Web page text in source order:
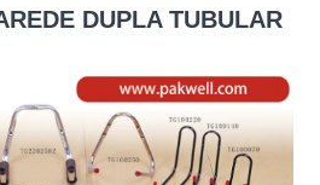
DUPLA TUBULAR